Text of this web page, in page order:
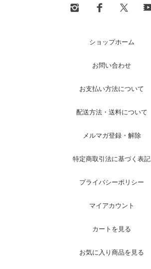
ショップホーム
お問い合わせ
お支払い方法について
配送方法・送料について
メルマガ登録・解除
特定商取引法に基づく表記
プライバシーポリシー
マイアカウント
カートを見る
お気に入り商品を見る